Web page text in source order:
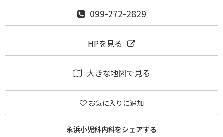
099-272-2829
HPを見る
大きな地図で見る
お気に入りに追加
永浜小児科内科をシェアする